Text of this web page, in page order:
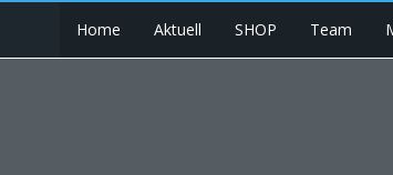
Home Aktuell SHOP Team